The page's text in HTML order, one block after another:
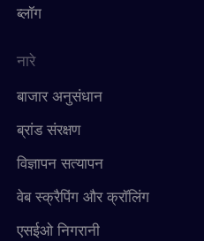
ब्लॉग
नारे
बाजार अनुसंधान
ब्रांड संरक्षण
विज्ञापन सत्यापन
वेब स्क्रैपिंग और क्रॉलिंग
एसईओ निगरानी